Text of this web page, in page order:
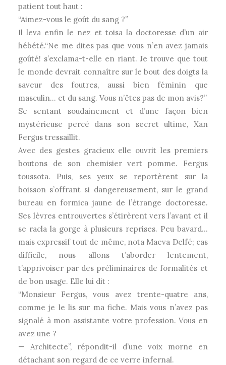
patient tout haut :
“Aimez-vous le goût du sang ?”
Il leva enfin le nez et toisa la doctoresse d’un air
hébété.“Ne me dites pas que vous n’en avez jamais
goûté! s’exclama-t-elle en riant. Je trouve que tout
le monde devrait connaître sur le bout des doigts la
saveur des foutres, aussi bien féminin que
masculin… et du sang. Vous n’êtes pas de mon avis?”
Se sentant soudainement et d’une façon bien
mystérieuse percé dans son secret ultime, Xan
Fergus tressaillit.
Avec des gestes gracieux elle ouvrit les premiers
boutons de son chemisier vert pomme. Fergus
toussota. Puis, ses yeux se reportèrent sur la
boisson s’offrant si dangereusement, sur le grand
bureau en formica jaune de l’étrange doctoresse.
Ses lèvres entrouvertes s’étirèrent vers l’avant et il
se racla la gorge à plusieurs reprises. Peu bavard…
mais expressif tout de même, nota Maeva Delfé; cas
difficile, nous allons t’aborder lentement,
t’apprivoiser par des préliminaires de formalités et
de bon usage. Elle lui dit :
“Monsieur Fergus, vous avez trente-quatre ans,
comme je le lis sur ma fiche. Mais vous n’avez pas
signalé à mon assistante votre profession. Vous en
avez une ?
— Architecte”, répondit-il d’une voix morne en
détachant son regard de ce verre infernal.